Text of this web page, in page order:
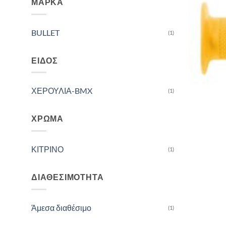
ΜΆΡΚΑ
BULLET (1)
ΕΊΔΟΣ
ΧΕΡΟΥΛΙΑ-BMX (1)
ΧΡΏΜΑ
ΚΙΤΡΙΝΟ (1)
ΔΙΑΘΕΣΙΜΌΤΗΤΑ
Άμεσα διαθέσιμο (1)